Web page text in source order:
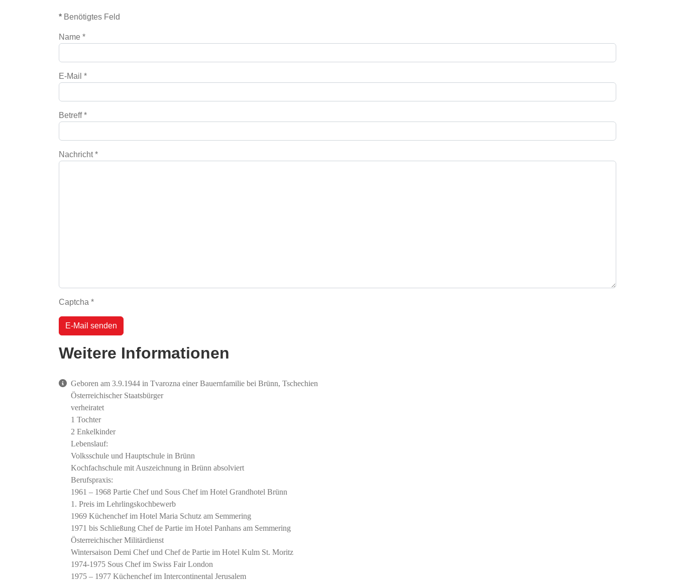
* Benötigtes Feld
Name *
E-Mail *
Betreff*
Nachricht*
Captcha *
E-Mail senden
Weitere Informationen
Weitere Informationen
Geboren am 3.9.1944 in Tvarozna einer Bauernfamilie bei Brünn, Tschechien
Österreichischer Staatsbürger
verheiratet
1 Tochter
2 Enkelkinder
Lebenslauf:
Volksschule und Hauptschule in Brünn
Kochfachschule mit Auszeichnung in Brünn absolviert
Berufspraxis:
1961 – 1968 Partie Chef und Sous Chef im Hotel Grandhotel Brünn
1. Preis im Lehrlingskochbewerb
1969 Küchenchef im Hotel Maria Schutz am Semmering
1971 bis Schließung Chef de Partie im Hotel Panhans am Semmering
Österreichischer Militärdienst
Wintersaison Demi Chef und Chef de Partie im Hotel Kulm St. Moritz
1974-1975 Sous Chef im Swiss Fair London
1975 – 1977 Küchenchef im Intercontinental Jerusalem